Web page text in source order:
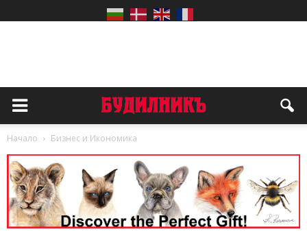
Начало Бизнес и Икономика